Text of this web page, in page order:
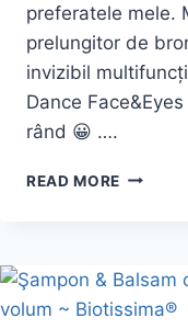
preferatele mele.
prelungitor de
invizibil
Dance
rând 😀 ….
READ MORE NOUTĂȚI
ȘI